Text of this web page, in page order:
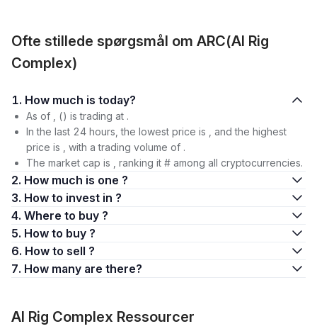
Ofte stillede spørgsmål om ARC(AI Rig
Complex)
1. How much is today?
As of , () is trading at .
In the last 24 hours, the lowest price is , and the highest
price is , with a trading volume of .
The market cap is , ranking it # among all cryptocurrencies.
2. How much is one ?
3. How to invest in ?
4. Where to buy ?
5. How to buy ?
6. How to sell ?
7. How many are there?
AI Rig Complex Ressourcer